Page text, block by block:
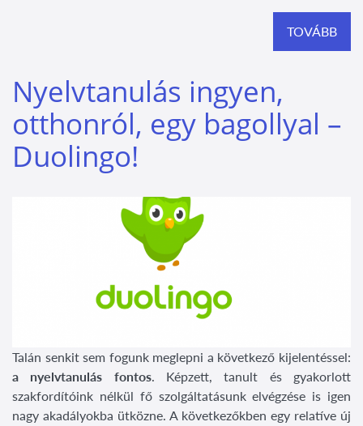
TOVÁBB
Nyelvtanulás ingyen,
otthonról, egy bagollyal –
Duolingo!
Talán senkit sem fogunk meglepni a következő kijelentéssel:
a nyelvtanulás fontos. Képzett, tanult és gyakorlott
szakfordítóink nélkül fő szolgáltatásunk elvégzése is igen
nagy akadályokba ütközne. A következőkben egy relatíve új